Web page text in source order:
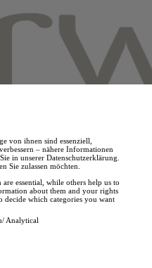
von ihnen sind essenziell,
– nähere Informationen
in unserer Datenschutzerklärung.
Sie zulassen möchten.
essential, while others help us to
about them and your rights
decide which categories you want
Analytical